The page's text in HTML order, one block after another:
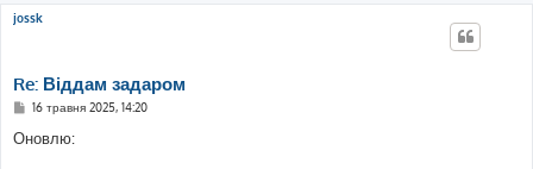
jossk
Re: Віддам задаром
П
в
16 травня 2025, 14:20
Оновлю: